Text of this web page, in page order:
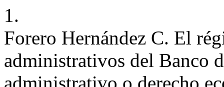
1.
Forero Hernández C. El
administrativos del Banco